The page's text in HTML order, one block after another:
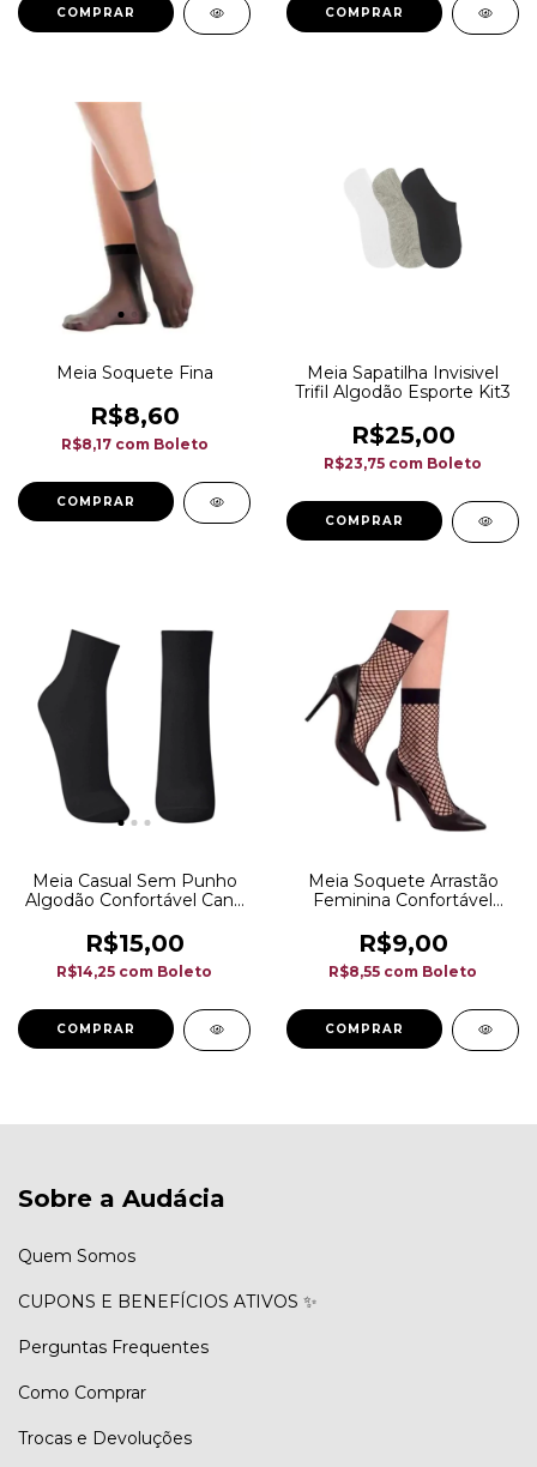
COMPRAR COMPRAR
Meia Soquete Fina
R$8,60
R$8,17 com Boleto
COMPRAR
Meia Sapatilha Invisivel
Trifil Algodão Esporte Kit3
R$25,00
R$23,75 com Boleto
Meia Casual Sem Punho
Algodão Confortável Cano
R$15,00
R$14,25 com Boleto
COMPRAR
Meia Soquete Arrastão
Feminina Confortável
R$9,00
R$8,55 com Boleto
Sobre a Audácia
Quem Somos
CUPONS E BENEFÍCIOS ATIVOS ✨
Perguntas Frequentes
Como Comprar
Trocas e Devoluções